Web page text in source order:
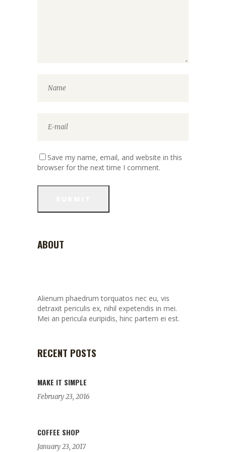
Save my name, email, and website in this
browser for the next time I comment.
ABOUT
Alienum phaedrum torquatos nec eu, vis
detraxit periculis ex, nihil expetendis in mei.
Mei an pericula euripidis, hinc partem ei est.
RECENT POSTS
MAKE IT SIMPLE
February 23, 2016
COFFEE SHOP
January 23, 2017